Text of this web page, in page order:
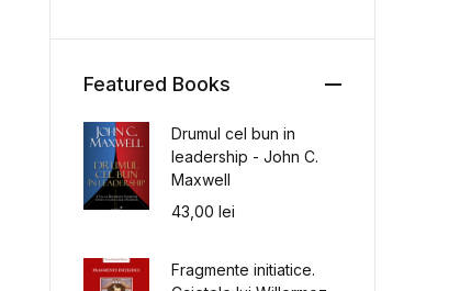
Featured Books
Drumul cel bun in
leadership - John C.
Maxwell
43,00lei
Fragmente initiatice.